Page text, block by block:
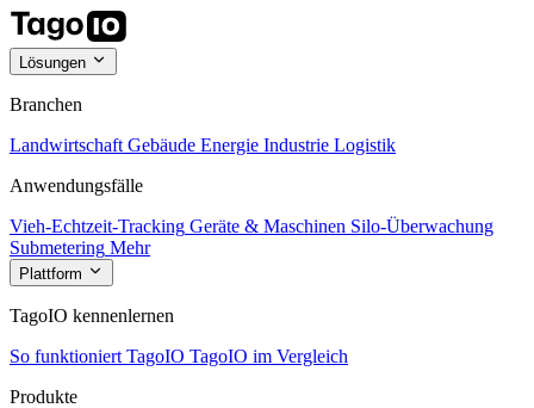
Lösungen
Branchen
Landwirtschaft Gebäude Energie Industrie Logistik
Anwendungsfälle
Vieh-Echtzeit-Tracking Geräte & Maschinen Silo-Überwachung
Submetering Mehr
Plattform
TagoIO kennenlernen
So funktioniert TagoIO TagoIO im Vergleich
Produkte